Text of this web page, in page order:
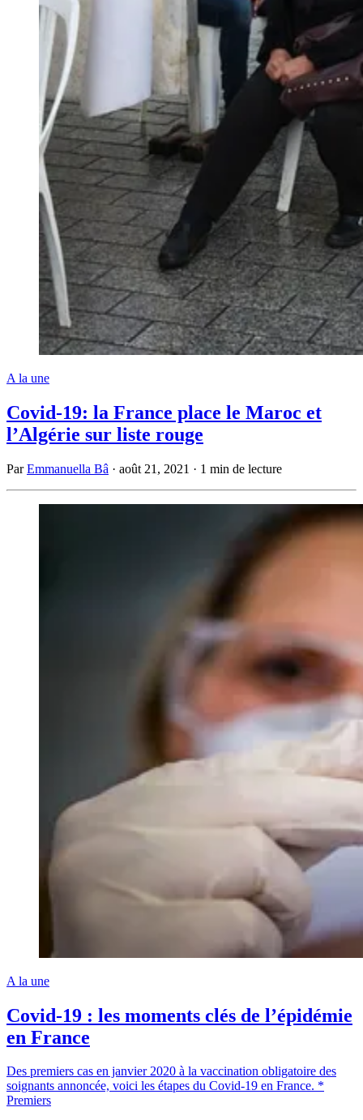
A la une
Covid-19: la France place le Maroc et
l’Algérie sur liste rouge
ParEmmanuella Bâ · août 21, 2021 · 1 min de lecture
A la une
Covid-19 : les moments clés de l’épidémie
en France
Des premiers cas en janvier 2020 à la vaccination obligatoire des
soignants annoncée, voici les étapes du Covid-19 en France. *
Premiers